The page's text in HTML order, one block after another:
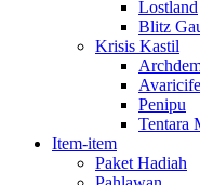
Lostland
Blitz
Krisis Kastil
Penipu
Tentara
Item-item
Paket Hadiah